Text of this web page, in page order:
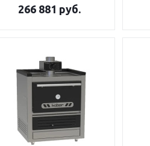
266 881 руб.